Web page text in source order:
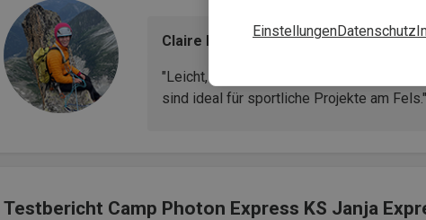
Claire Brangeon, Klettertrainerin
"Leicht, stylisch und technisch top: Die
sind ideal für sportliche Projekte am Fels."
Testbericht Camp Photon Express KS Janja
EinstellungenDatenschutz